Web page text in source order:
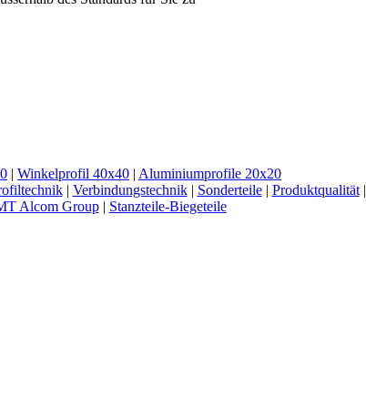
| Winkelprofil 40x40 | Aluminiumprofile 20x20
| Verbindungstechnik| Sonderteile| Produktqualität|
Alcom Group| Stanzteile-Biegeteile